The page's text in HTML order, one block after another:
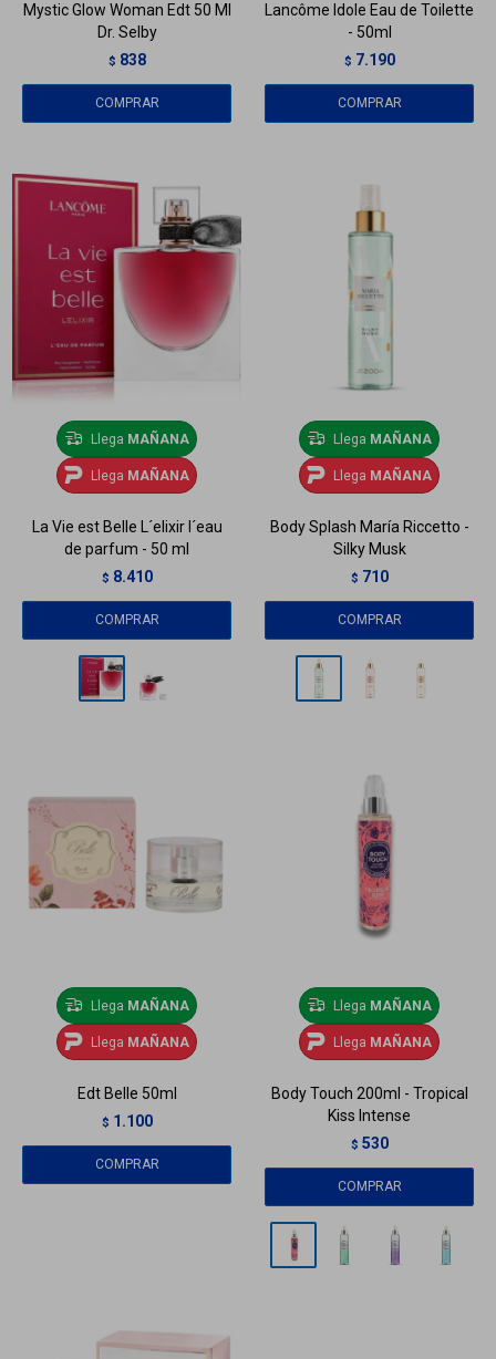
Mystic Glow Woman Edt 50 Ml
Dr. Selby
$ 838
Lancôme Idole Eau de Toilette
- 50ml
$ 7.190
Llega MAÑANA
Llega MAÑANA
La Vie est Belle L´elixir l´eau
de parfum - 50 ml
$ 8.410
Llega MAÑANA
Llega MAÑANA
Body Splash María Riccetto -
Silky Musk
$ 710
Llega MAÑANA
Llega MAÑANA
Edt Belle 50ml
$ 1.100
Llega MAÑANA
Llega MAÑANA
Body Touch 200ml - Tropical
Kiss Intense
$ 530